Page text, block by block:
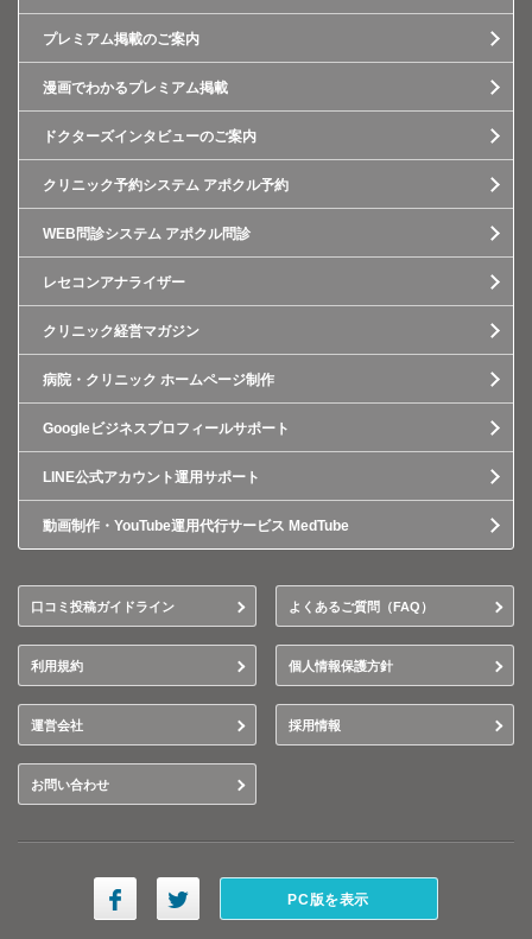
プレミアム掲載のご案内
漫画でわかるプレミアム掲載
ドクターズインタビューのご案内
クリニック予約システム アポクル予約
WEB問診システム アポクル問診
レセコンアナライザー
クリニック経営マガジン
病院・クリニック ホームページ制作
Googleビジネスプロフィールサポート
LINE公式アカウント運用サポート
動画制作・YouTube運用代行サービス MedTube
口コミ投稿ガイドライン よくあるご質問（FAQ）
利用規約 個人情報保護方針
運営会社 採用情報
お問い合わせ
PC版を表示